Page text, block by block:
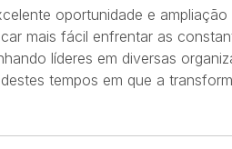
oportunidade e
mais fácil enfrentar as
líderes em diversas
tempos em que a